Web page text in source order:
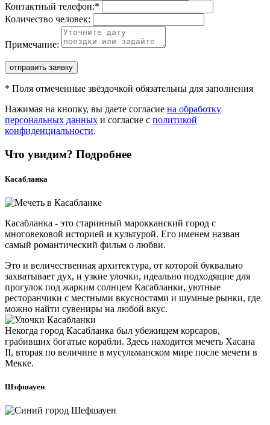
Контактный телефон:*
Количество человек:
Примечание:
отправить заявку
* Поля отмеченные звёздочкой обязательны для заполнения
Нажимая на кнопку, вы даете согласие на обработку
персональных данных и согласие с политикой
конфиденциальности.
Что увидим? Подробнее
Касабланка
Касабланка - это старинный марокканский город с
многовековой историей и культурой. Его именем назван
самый романтический фильм о любви.
Это и величественная архитектура, от которой буквально
захватывает дух, и узкие улочки, идеально подходящие для
прогулок под жарким солнцем Касабланки, уютные
ресторанчики с местными вкусностями и шумные рынки, где
можно найти сувениры на любой вкус.
Некогда город Касабланка был убежищем корсаров,
грабивших богатые корабли. Здесь находится мечеть Хасана
II, вторая по величине в мусульманском мире после мечети в
Мекке.
Шэфшауен